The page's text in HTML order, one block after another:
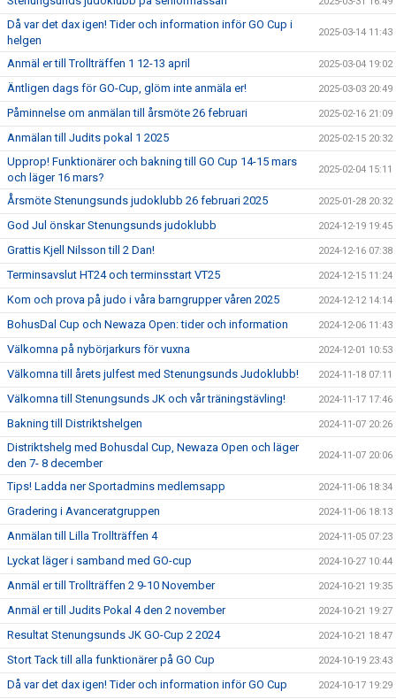
Då var det dax igen! Tider och information inför GO Cup i
helgen
2025-03-14 11:43
Anmäl er till Trollträffen 1 12-13 april 2025-03-04 19:02
Äntligen dags för GO-Cup, glöm inte anmäla er! 2025-03-03 20:49
Påminnelse om anmälan till årsmöte 26 februari 2025-02-16 21:09
Anmälan till Judits pokal 1 2025 2025-02-15 20:32
Upprop! Funktionärer och bakning till GO Cup 14-15 mars
och läger 16 mars?
2025-02-04 15:11
Årsmöte Stenungsunds judoklubb 26 februari 2025 2025-01-28 20:32
God Jul önskar Stenungsunds judoklubb 2024-12-19 19:45
Grattis Kjell Nilsson till 2 Dan! 2024-12-16 07:38
Terminsavslut HT24 och terminsstart VT25 2024-12-15 11:24
Kom och prova på judo i våra barngrupper våren 2025 2024-12-12 14:14
BohusDal Cup och Newaza Open: tider och information 2024-12-06 11:43
Välkomna på nybörjarkurs för vuxna 2024-12-01 10:53
Välkomna till årets julfest med Stenungsunds Judoklubb! 2024-11-18 07:11
Välkomna till Stenungsunds JK och vår träningstävling! 2024-11-17 17:46
Bakning till Distriktshelgen 2024-11-07 20:26
Distriktshelg med Bohusdal Cup, Newaza Open och läger
den 7- 8 december
2024-11-07 20:06
Tips! Ladda ner Sportadmins medlemsapp 2024-11-06 18:34
Gradering i Avanceratgruppen 2024-11-06 18:13
Anmälan till Lilla Trollträffen 4 2024-11-05 07:23
Lyckat läger i samband med GO-cup 2024-10-27 10:44
Anmäl er till Trollträffen 2 9-10 November 2024-10-21 19:35
Anmäl er till Judits Pokal 4 den 2 november 2024-10-21 19:27
Resultat Stenungsunds JK GO-Cup 2 2024 2024-10-21 18:47
Stort Tack till alla funktionärer på GO Cup 2024-10-19 23:43
Då var det dax igen! Tider och information inför GO Cup 2024-10-17 19:29